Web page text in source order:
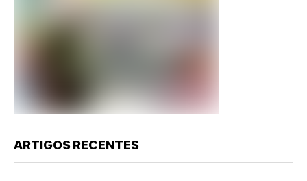
ARTIGOS RECENTES